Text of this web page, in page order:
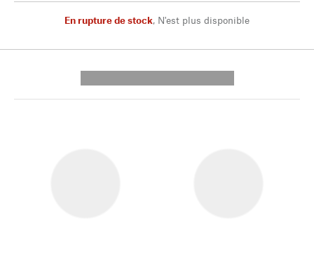
En rupture de stock, N'est plus disponible